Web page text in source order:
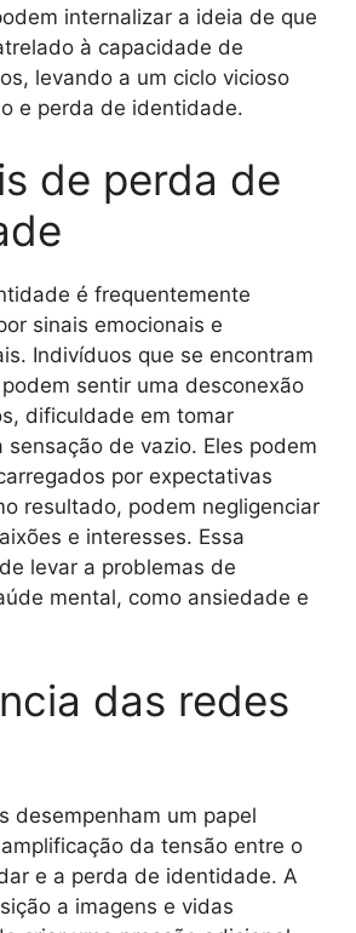
internalizar a ideia de que
à capacidade de
levando a um ciclo vicioso
e perda de identidade.
de perda de
é frequentemente
sinais emocionais e
Indivíduos que se encontram
sentir uma desconexão
dificuldade em tomar
sensação de vazio. Eles podem
por expectativas
resultado, podem negligenciar
e interesses. Essa
levar a problemas de
mental, como ansiedade e
das redes
desempenham um papel
da tensão entre o
e a perda de identidade. A
a imagens e vidas